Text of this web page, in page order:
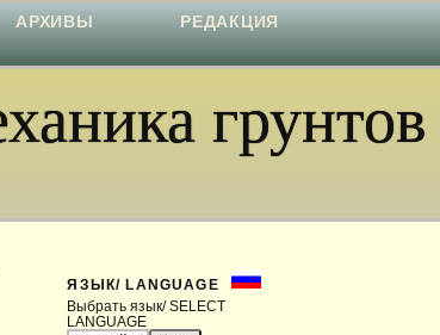
грунтов
ЯЗЫК/ LANGUAGE
Выбрать язык/ SELECT
LANGUAGE
АРХИВЫ
РЕДАКЦИЯ